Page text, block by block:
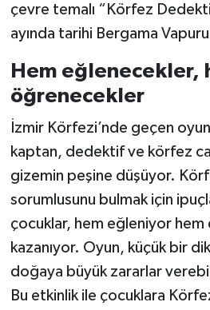
çevre temalı “Körfez
ayında tarihi Bergama
Hem eğlenecekler,
öğrenecekler
İzmir Körfezi’nde geçen
kaptan, dedektif ve körfez
gizemin peşine düşüyor.
sorumlusunu bulmak için
çocuklar, hem eğleniyor hem
kazanıyor. Oyun, küçük bir
doğaya büyük zararlar
Bu etkinlik ile çocuklara